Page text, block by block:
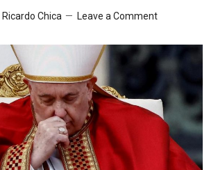
Ricardo Chica Leave a Comment